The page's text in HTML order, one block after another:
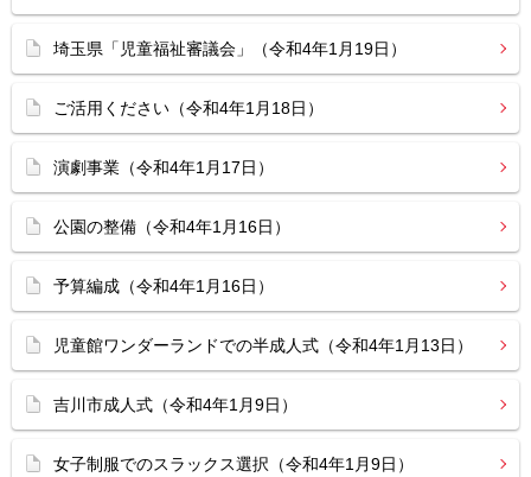
埼玉県「児童福祉審議会」（令和4年1月19日）
ご活用ください（令和4年1月18日）
演劇事業（令和4年1月17日）
公園の整備（令和4年1月16日）
予算編成（令和4年1月16日）
児童館ワンダーランドでの半成人式（令和4年1月13日）
吉川市成人式（令和4年1月9日）
女子制服でのスラックス選択（令和4年1月9日）